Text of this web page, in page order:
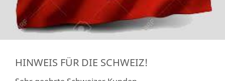
HINWEIS FÜR DIE SCHWEIZ!